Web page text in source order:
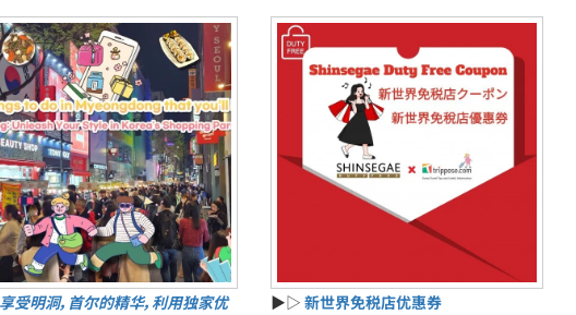
受明洞，首尔的精华，利用独家优
▶▷ 新世界免税店优惠券